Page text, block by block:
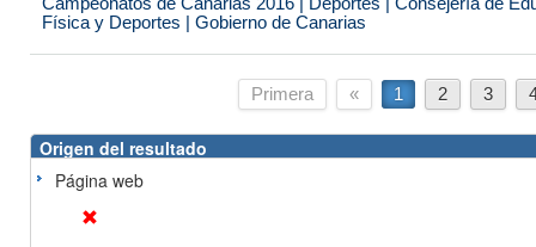
Física y Deportes | Gobierno de Canarias
Primera « 1 2 3
Origen del resultado
Página web